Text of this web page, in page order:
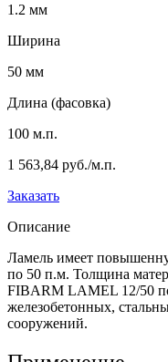
1.2 мм
Ширина
50 мм
Длина (фасовка)
100 м.п.
1 563,84 руб./м.п.
Заказать
Описание
Ламель имеет
по 50 п.м. Толщина
FIBARM LAMEL 12/50
железобетонных,
сооружений.